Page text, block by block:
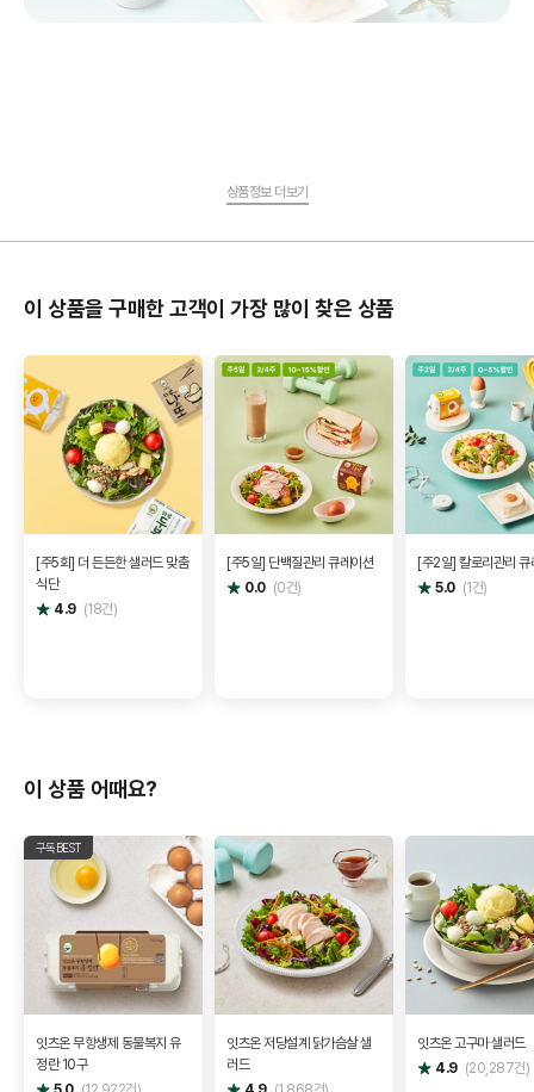
상품정보 더보기
이 상품을 구매한 고객이 가장 많이 찾은 상품
[주5회] 더 든든한 샐러드 맞춤
식단
별
점
4.9 (18건)
[주5일] 단백질관리 큐레이션
별
점
0.0 (0건)
[주2일] 칼로리관리 큐
별
점
5.0 (1건)
이 상품 어때요?
구독BEST
잇츠온 무항생제 동물복지 유
정란 10구
별
잇츠온 저당설계 닭가슴살 샐
러드
별
잇츠온 고구마 샐러드
별
점
4.9 (20,287건)